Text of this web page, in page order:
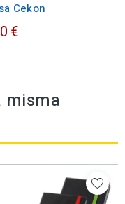
Cekon
€
misma